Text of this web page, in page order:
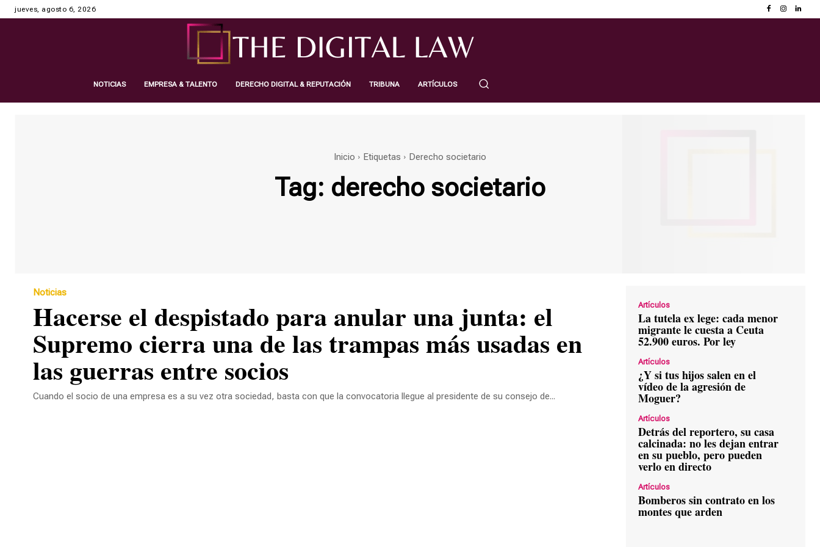
jueves, agosto 6, 2026
NOTICIAS EMPRESA & TALENTO DERECHO DIGITAL & REPUTACIÓN TRIBUNA ARTÍCULOS
Inicio Etiquetas Derecho societario
Tag: derecho societario
Noticias
Hacerse el despistado para anular una junta: el
Supremo cierra una de las trampas más usadas en
las guerras entre socios
Cuando el socio de una empresa es a su vez otra sociedad, basta con que la convocatoria llegue al presidente de su consejo de...
Artículos
La tutela ex lege: cada menor
migrante le cuesta a Ceuta
52.900 euros. Por ley
Artículos
¿Y si tus hijos salen en el
vídeo de la agresión de
Moguer?
Artículos
Detrás del reportero, su casa
calcinada: no les dejan entrar
en su pueblo, pero pueden
verlo en directo
Artículos
Bomberos sin contrato en los
montes que arden